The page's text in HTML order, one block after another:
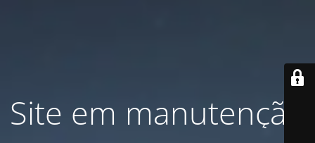
Site em manutenção